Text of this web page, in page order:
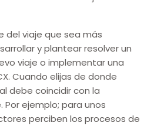
del viaje que sea más
y plantear resolver un
viaje o implementar una
Cuando elijas de donde
debe coincidir con la
ejemplo; para unos
perciben los procesos de